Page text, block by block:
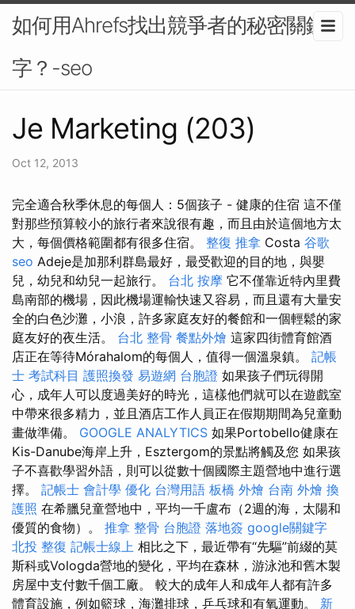
如何用Ahrefs找出競爭者的秘密關鍵
字？-seo
Je Marketing (203)
Oct 12, 2013
完全適合秋季休息的每個人：5個孩子 - 健康的住宿 這不僅
對那些預算較小的旅行者來說很有趣，而且由於這個地方太
大，每個價格範圍都有很多住宿。 整復 推拿 Costa 谷歌
seo Adeje是加那利群島最好，最受歡迎的目的地，與嬰
兒，幼兒和幼兒一起旅行。 台北 按摩 它不僅靠近特內里費
島南部的機場，因此機場運輸快速又容易，而且還有大量安
全的白色沙灘，小浪，許多家庭友好的餐館和一個輕鬆的家
庭友好的夜生活。 台北 整骨 餐點外燴 這家四街體育館酒
店正在等待Mórahalom的每個人，值得一個溫泉鎮。 記帳
士 考試科目 護照換發 易遊網 台胞證 如果孩子們玩得開
心，成年人可以度過美好的時光，這樣他們就可以在遊戲室
中帶來很多精力，並且酒店工作人員正在假期期間為兒童動
畫做準備。 GOOGLE ANALYTICS 如果Portobello健康在
Kis-Danube海岸上升，Esztergom的景點將觸及您 如果孩
子不喜歡學習外語，則可以從數十個國際主題營地中進行選
擇。 記帳士 會計學 優化 台灣用語 板橋 外燴 台南 外燴 換
護照 在希臘兒童營地中，平均一千盧布（2週的海，太陽和
優質的食物）。 推拿 整骨 台胞證 落地簽 google關鍵字
北投 整復 記帳士線上 相比之下，最近帶有“先驅”前綴的莫
斯科或Vologda營地的變化，平均在森林，游泳池和舊木製
房屋中支付數千個工廠。 較大的成年人和成年人都有許多
體育設施，例如籃球，海灘排球，乒乓球和有氧運動。 新